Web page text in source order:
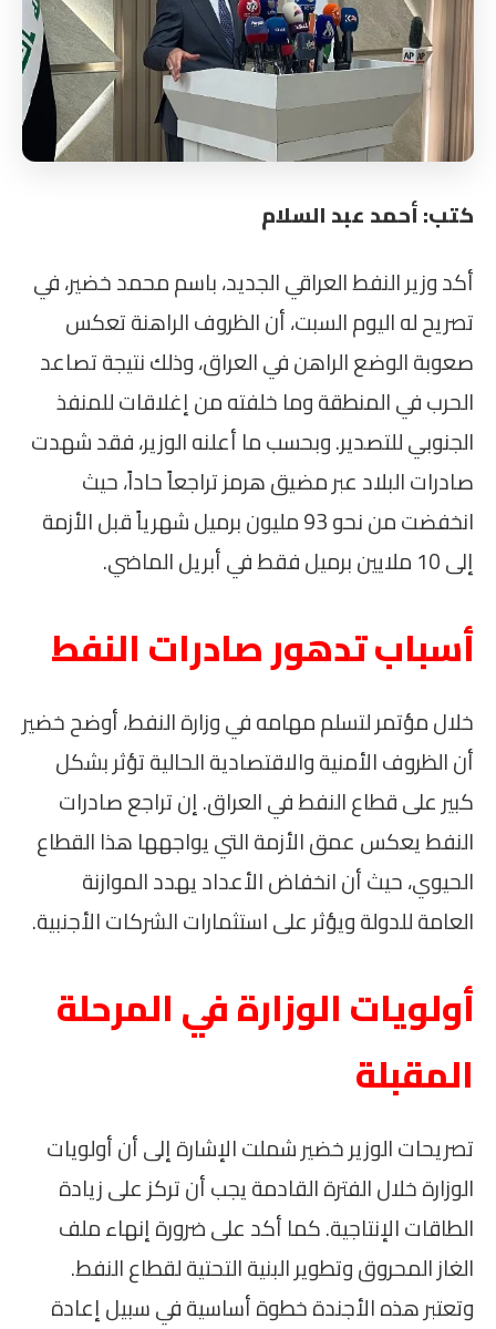
كتب: أحمد عبد السلام
أكد وزير النفط العراقي الجديد، باسم محمد خضير، في
تصريح له اليوم السبت، أن الظروف الراهنة تعكس
صعوبة الوضع الراهن في العراق، وذلك نتيجة تصاعد
الحرب في المنطقة وما خلفته من إغلاقات للمنفذ
الجنوبي للتصدير. وبحسب ما أعلنه الوزير، فقد شهدت
صادرات البلاد عبر مضيق هرمز تراجعاً حاداً، حيث
انخفضت من نحو 93 مليون برميل شهرياً قبل الأزمة
إلى 10 ملايين برميل فقط في أبريل الماضي.
أسباب تدهور صادرات النفط
خلال مؤتمر لتسلم مهامه في وزارة النفط، أوضح خضير
أن الظروف الأمنية والاقتصادية الحالية تؤثر بشكل
كبير على قطاع النفط في العراق. إن تراجع صادرات
النفط يعكس عمق الأزمة التي يواجهها هذا القطاع
الحيوي، حيث أن انخفاض الأعداد يهدد الموازنة
العامة للدولة ويؤثر على استثمارات الشركات الأجنبية.
أولويات الوزارة في المرحلة
المقبلة
تصريحات الوزير خضير شملت الإشارة إلى أن أولويات
الوزارة خلال الفترة القادمة يجب أن تركز على زيادة
الطاقات الإنتاجية. كما أكد على ضرورة إنهاء ملف
الغاز المحروق وتطوير البنية التحتية لقطاع النفط.
وتعتبر هذه الأجندة خطوة أساسية في سبيل إعادة